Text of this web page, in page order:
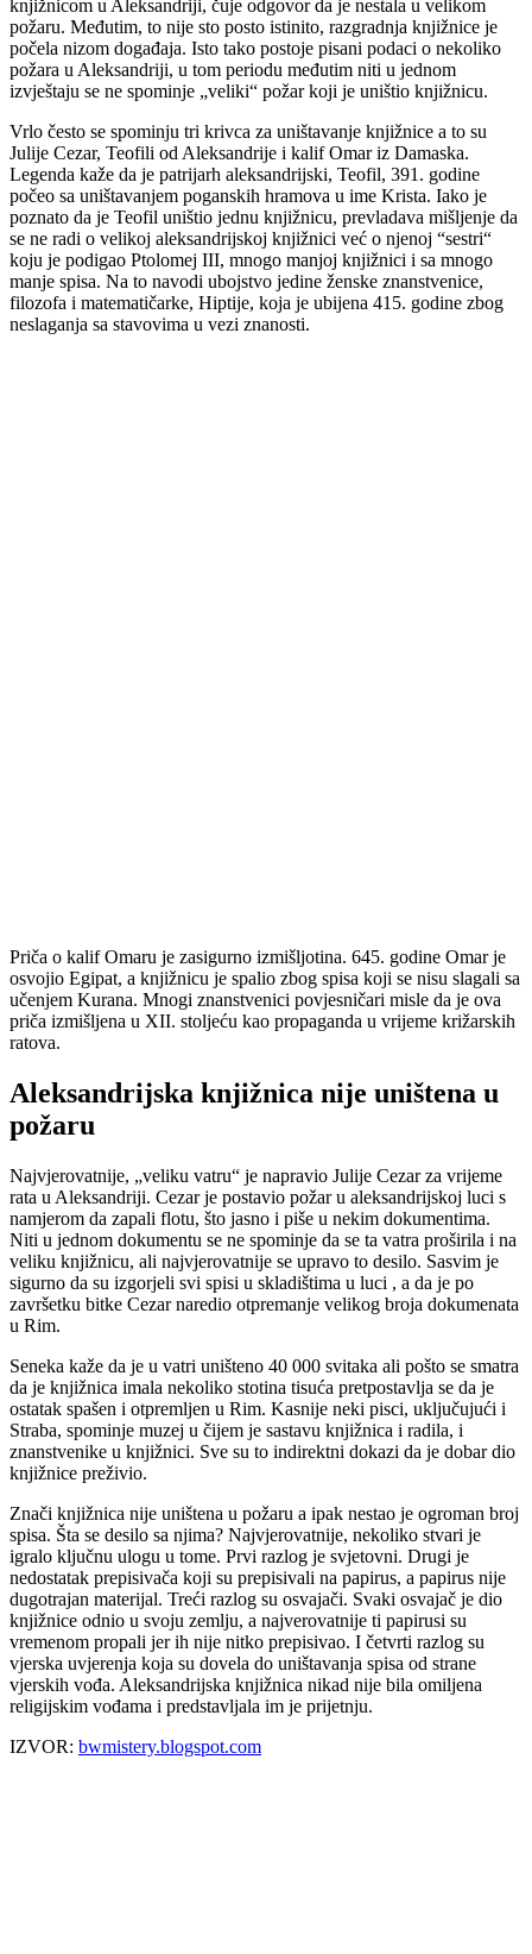
knjižnicom u Aleksandriji, čuje odgovor da je nestala u velikom
požaru. Međutim, to nije sto posto istinito, razgradnja knjižnice je
počela nizom događaja. Isto tako postoje pisani podaci o nekoliko
požara u Aleksandriji, u tom periodu međutim niti u jednom
izvještaju se ne spominje „veliki“ požar koji je uništio knjižnicu.
Vrlo često se spominju tri krivca za uništavanje knjižnice a to su
Julije Cezar, Teofili od Aleksandrije i kalif Omar iz Damaska.
Legenda kaže da je patrijarh aleksandrijski, Teofil, 391. godine
počeo sa uništavanjem poganskih hramova u ime Krista. Iako je
poznato da je Teofil uništio jednu knjižnicu, prevladava mišljenje da
se ne radi o velikoj aleksandrijskoj knjižnici već o njenoj “sestri“
koju je podigao Ptolomej III, mnogo manjoj knjižnici i sa mnogo
manje spisa. Na to navodi ubojstvo jedine ženske znanstvenice,
filozofa i matematičarke, Hiptije, koja je ubijena 415. godine zbog
neslaganja sa stavovima u vezi znanosti.
Priča o kalif Omaru je zasigurno izmišljotina. 645. godine Omar je
osvojio Egipat, a knjižnicu je spalio zbog spisa koji se nisu slagali sa
učenjem Kurana. Mnogi znanstvenici povjesničari misle da je ova
priča izmišljena u XII. stoljeću kao propaganda u vrijeme križarskih
ratova.
Aleksandrijska knjižnica nije uništena u
požaru
Najvjerovatnije, „veliku vatru“ je napravio Julije Cezar za vrijeme
rata u Aleksandriji. Cezar je postavio požar u aleksandrijskoj luci s
namjerom da zapali flotu, što jasno i piše u nekim dokumentima.
Niti u jednom dokumentu se ne spominje da se ta vatra proširila i na
veliku knjižnicu, ali najvjerovatnije se upravo to desilo. Sasvim je
sigurno da su izgorjeli svi spisi u skladištima u luci , a da je po
završetku bitke Cezar naredio otpremanje velikog broja dokumenata
u Rim.
Seneka kaže da je u vatri uništeno 40 000 svitaka ali pošto se smatra
da je knjižnica imala nekoliko stotina tisuća pretpostavlja se da je
ostatak spašen i otpremljen u Rim. Kasnije neki pisci, uključujući i
Straba, spominje muzej u čijem je sastavu knjižnica i radila, i
znanstvenike u knjižnici. Sve su to indirektni dokazi da je dobar dio
knjižnice preživio.
Znači knjižnica nije uništena u požaru a ipak nestao je ogroman broj
spisa. Šta se desilo sa njima? Najvjerovatnije, nekoliko stvari je
igralo ključnu ulogu u tome. Prvi razlog je svjetovni. Drugi je
nedostatak prepisivača koji su prepisivali na papirus, a papirus nije
dugotrajan materijal. Treći razlog su osvajači. Svaki osvajač je dio
knjižnice odnio u svoju zemlju, a najverovatnije ti papirusi su
vremenom propali jer ih nije nitko prepisivao. I četvrti razlog su
vjerska uvjerenja koja su dovela do uništavanja spisa od strane
vjerskih vođa. Aleksandrijska knjižnica nikad nije bila omiljena
religijskim vođama i predstavljala im je prijetnju.
IZVOR: bwmistery.blogspot.com